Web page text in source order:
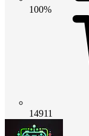
100%
14911